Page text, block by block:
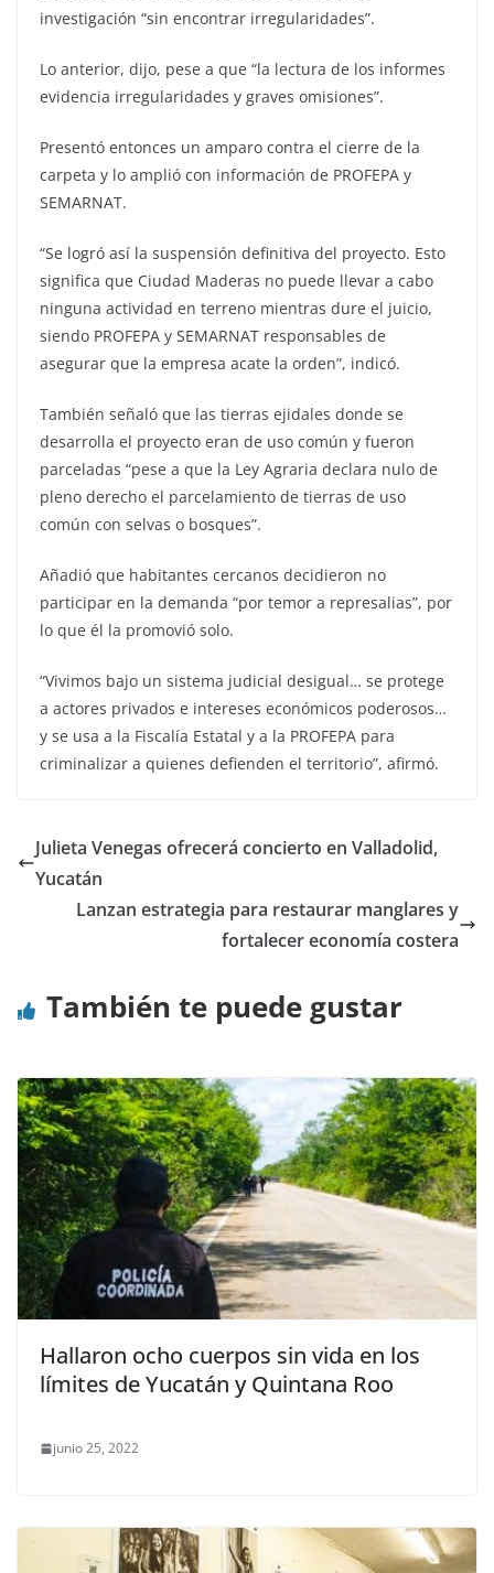
investigación “sin encontrar irregularidades”.
Lo anterior, dijo, pese a que “la lectura de los informes
evidencia irregularidades y graves omisiones”.
Presentó entonces un amparo contra el cierre de la
carpeta y lo amplió con información de PROFEPA y
SEMARNAT.
“Se logró así la suspensión definitiva del proyecto. Esto
significa que Ciudad Maderas no puede llevar a cabo
ninguna actividad en terreno mientras dure el juicio,
siendo PROFEPA y SEMARNAT responsables de
asegurar que la empresa acate la orden”, indicó.
También señaló que las tierras ejidales donde se
desarrolla el proyecto eran de uso común y fueron
parceladas “pese a que la Ley Agraria declara nulo de
pleno derecho el parcelamiento de tierras de uso
común con selvas o bosques”.
Añadió que habitantes cercanos decidieron no
participar en la demanda “por temor a represalias”, por
lo que él la promovió solo.
“Vivimos bajo un sistema judicial desigual… se protege
a actores privados e intereses económicos poderosos…
y se usa a la Fiscalía Estatal y a la PROFEPA para
criminalizar a quienes defienden el territorio”, afirmó.
Julieta Venegas ofrecerá concierto en Valladolid,
Yucatán
Lanzan estrategia para restaurar manglares y
fortalecer economía costera
También te puede gustar
Hallaron ocho cuerpos sin vida en los
límites de Yucatán y Quintana Roo
junio 25, 2022